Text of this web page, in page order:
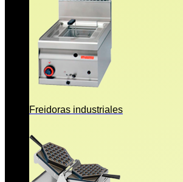
Freidoras industriales